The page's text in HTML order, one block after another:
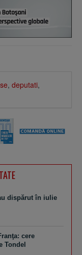
, deputati,
dispărut în iulie
cere
Tondel